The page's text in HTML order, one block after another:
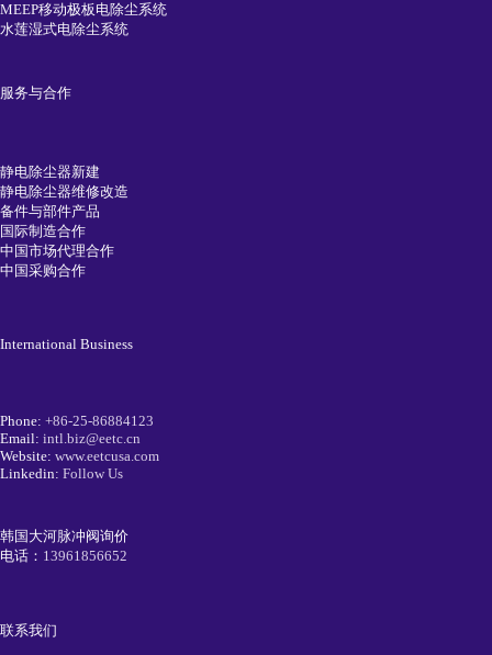
MEEP移动极板电除尘系统
水莲湿式电除尘系统
服务与合作
静电除尘器新建
静电除尘器维修改造
备件与部件产品
国际制造合作
中国市场代理合作
中国采购合作
International Business
Phone: +86-25-86884123
Email: intl.biz@eetc.cn
Website: www.eetcusa.com
Linkedin: Follow Us
韩国大河脉冲阀询价
电话： 13961856652
联系我们